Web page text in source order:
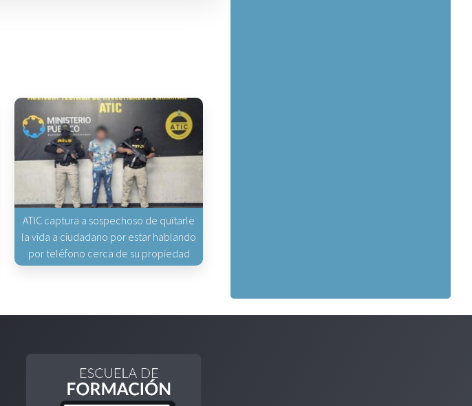
ATIC captura a sospechoso de quitarle
la vida a ciudadano por estar hablando
por teléfono cerca de su propiedad